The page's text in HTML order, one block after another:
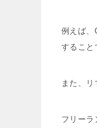
例えば、
すること
また、
フリーラ